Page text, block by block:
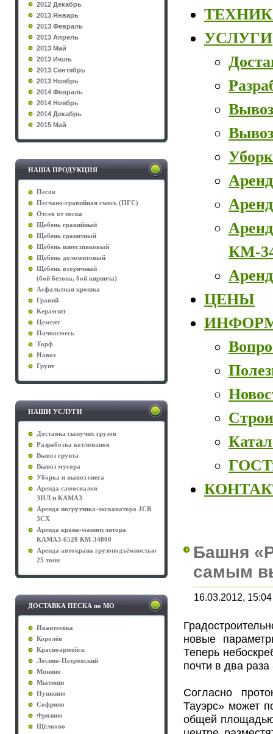
2012 Декабрь
2013 Январь
2013 Февраль
2013 Апрель
2013 Май
2013 Июль
2013 Сентябрь
2013 Ноябрь
2014 Февраль
2014 Ноябрь
2014 Декабрь
2015 Май
НАША ПРОДУКЦИЯ
Песок
Песчано-гравийная смесь (ПГС)
Отсев от песка
Щебень гравийный
Щебень гранитный
Щебень известняковый
Щебень доломитовый
Щебень вторичный
(бой бетона, бой кирпича)
Асфальтная крошка
Гравий
Керамзит
Цемент
Почвосмесь
Торф
Навоз
Грунт
НАШИ УСЛУГИ
Доставка сыпучих грузов
Разработка котлованов
Вывоз грунта
Вывоз мусора
Уборка и вывоз снега
Аренда самосвалов
ЗИЛ и КАМАЗ
Аренда погрузчика-экскаватора JCB
3CX
Аренда крана-манипулятора
КАМАЗ-6520 КМ-34000
Аренда автокрана грузоподъёмностью
25 тонн
ДОСТАВКА ПЕСКА по МО
Ивантеевка
Королёв
Красноармейск
Лосино-Петровский
Монино
Мытищи
Пушкино
Софрино
Фрязино
Щёлково
УСЛУГИ
КМ-
ЦЕНЫ
Башня
самым
16.03.2012,
новые
Теперь
почти в два
Согласно
Тауэрс» может
общей